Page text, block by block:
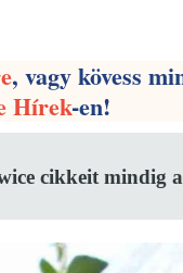
, vagy kövess
Hírek-en!
cikkeit mindig